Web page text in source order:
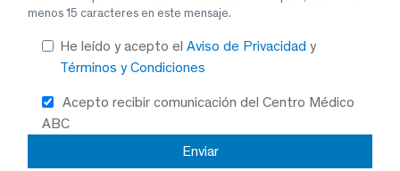
menos 15 caracteres en este mensaje.
He leído y acepto el Aviso de Privacidad y
Términos y Condiciones
Acepto recibir comunicación del Centro Médico
ABC